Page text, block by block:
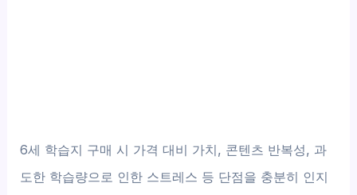
6세 학습지 구매 시 가격 대비 가치, 콘텐츠 반복성, 과
도한 학습량으로 인한 스트레스 등 단점을 충분히 인지